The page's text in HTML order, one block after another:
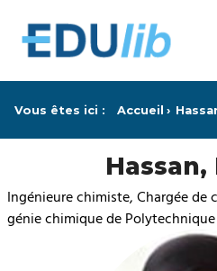
Vous êtes ici : Accueil
Hassan,
Ingénieure chimiste, Chargée de
génie chimique de Polytechnique